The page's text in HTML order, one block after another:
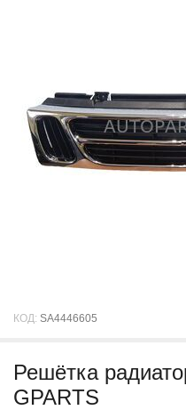
КОД: SA4446605
Решётка
GPARTS